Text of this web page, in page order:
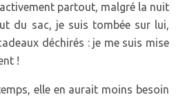
partout, malgré la nuit
du sac, je suis tombée sur lui,
déchirés : je me suis mise
!
elle en aurait moins besoin